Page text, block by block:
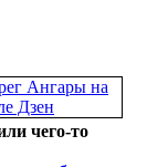
чего-то